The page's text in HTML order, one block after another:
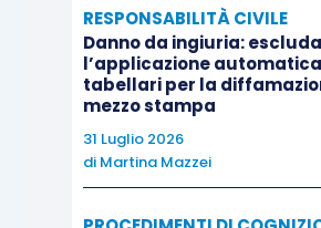
dall’immobile che aveva preso
deteneva in forza di titolo
adiacenti e, dunque, nella sua
dei locali dai quali si erano
propagate le fiamme.
All’esito degli accertamenti
RESPONSABILITÀ CIVILE
Danno da ingiuria: escluda
l’applicazione
tabellari per la
mezzo stampa
31 Luglio 2026
di Martina Mazzei